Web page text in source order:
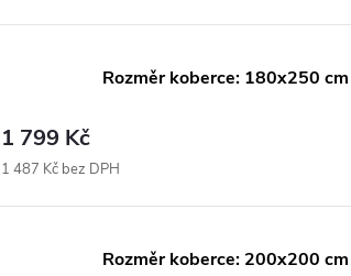
Rozměr koberce: 180x250 cm
1 799 Kč
1 487 Kč bez DPH
Rozměr koberce: 200x200 cm